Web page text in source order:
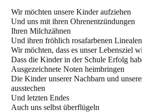
Wir möchten unsere Kinder aufziehen
Und uns mit ihren Ohrenentzündungen
Ihren Milchzähnen
Und ihren fröhlich rosafarbenen
Wir möchten, dass es unser Lebensziel
Dass die Kinder in der Schule Erfolg
Ausgezeichnete Noten heimbringen
Die Kinder unserer Nachbarn und
ausstechen
Und letzten Endes
Auch uns selbst überflügeln